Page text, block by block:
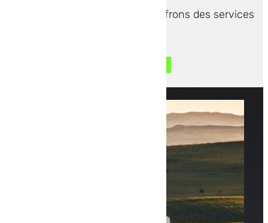
transport expérimenté, nous offrons des services